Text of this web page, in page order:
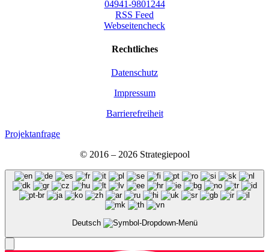
04941-9801244
RSS Feed
Webseitencheck
Recht­li­ches
Daten­schutz
Impres­sum
Bar­rie­re­frei­heit
Projektanfrage
© 2016 – 2026 Stra­te­gie­pool
Deutsch